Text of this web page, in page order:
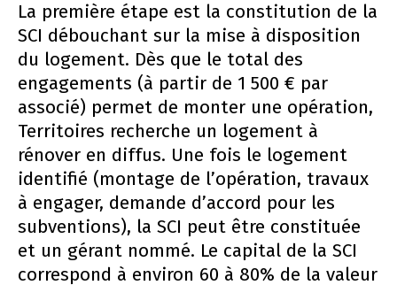
La première étape est la constitution de la
SCI débouchant sur la mise à disposition
du logement. Dès que le total des
engagements (à partir de 1 500 € par
associé) permet de monter une opération,
Territoires recherche un logement à
rénover en diffus. Une fois le logement
identifié (montage de l’opération, travaux
à engager, demande d’accord pour les
subventions), la SCI peut être constituée
et un gérant nommé. Le capital de la SCI
correspond à environ 60 à 80% de la valeur